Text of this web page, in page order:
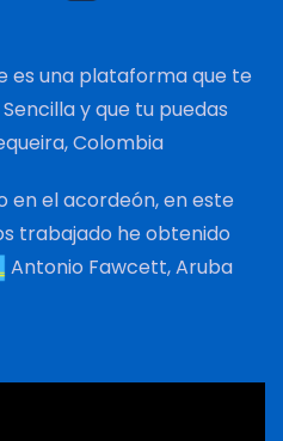
es una plataforma que te
y que tu puedas
Colombia
en el acordeón, en este
trabajado he obtenido
Antonio Fawcett, Aruba